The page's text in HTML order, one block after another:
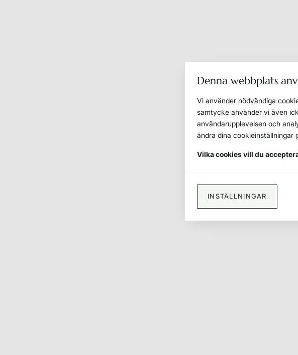
Denna webbplats
Vi använder nödvändiga
samtycke använder vi även
användarupplevelsen och
ändra dina cookieinställningar
Vilka cookies vill du
INSTÄLLNINGAR